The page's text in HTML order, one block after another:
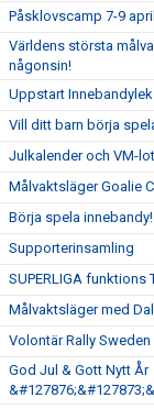
Påsklovscamp 7-9
Världens största
någonsin!
Uppstart
Vill ditt barn börja
Julkalender och VM-
Målvaktsläger Goalie
Börja spela
Supporterinsamling
SUPERLIGA funktions
Målvaktsläger med
Volontär Rally Sweden
God Jul & Gott Nytt År